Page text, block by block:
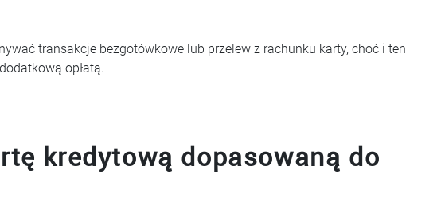
transakcje bezgotówkowe lub przelew z rachunku karty, choć i ten
opłatą.
kredytową dopasowaną do